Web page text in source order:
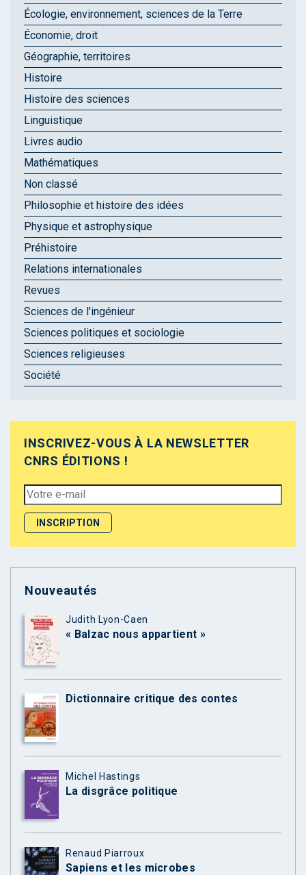
Écologie, environnement, sciences de la Terre
Économie, droit
Géographie, territoires
Histoire
Histoire des sciences
Linguistique
Livres audio
Mathématiques
Non classé
Philosophie et histoire des idées
Physique et astrophysique
Préhistoire
Relations internationales
Revues
Sciences de l'ingénieur
Sciences politiques et sociologie
Sciences religieuses
Société
INSCRIVEZ-VOUS À LA NEWSLETTER
CNRS ÉDITIONS !
Nouveautés
Judith Lyon-Caen
« Balzac nous appartient »
Dictionnaire critique des contes
Michel Hastings
La disgrâce politique
Renaud Piarroux
Sapiens et les microbes